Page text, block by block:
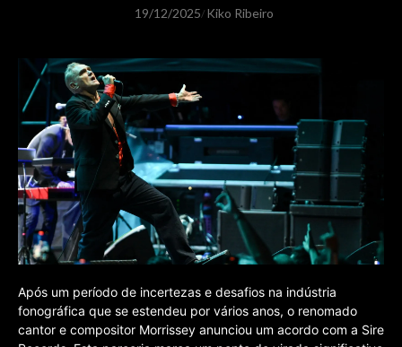
19/12/2025/ Kiko Ribeiro
Após um período de incertezas e desafios na indústria
fonográfica que se estendeu por vários anos, o renomado
cantor e compositor Morrissey anunciou um acordo com a Sire